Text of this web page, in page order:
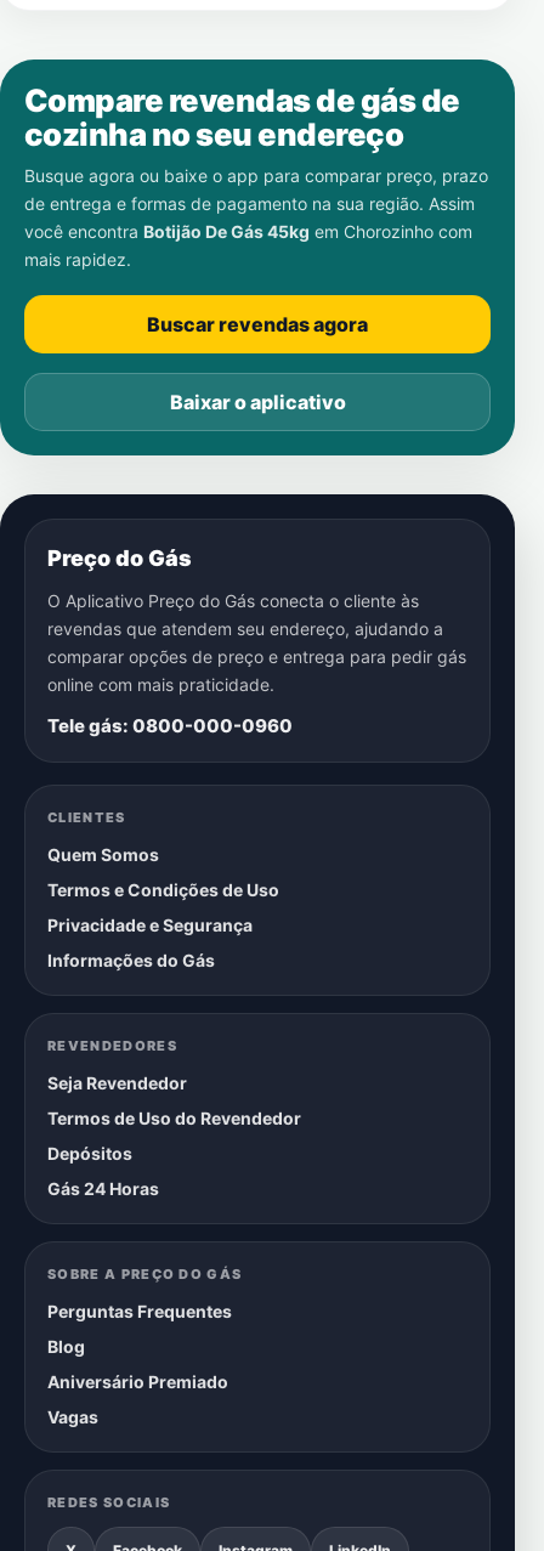
Compare revendas de gás de
cozinha no seu endereço
Busque agora ou baixe o app para comparar preço, prazo
de entrega e formas de pagamento na sua região. Assim
você encontra Botijão De Gás 45kg em Chorozinho com
mais rapidez.
Buscar revendas agora
Baixar o aplicativo
Preço do Gás
O Aplicativo Preço do Gás conecta o cliente às
revendas que atendem seu endereço, ajudando a
comparar opções de preço e entrega para pedir gás
online com mais praticidade.
Tele gás: 0800-000-0960
CLIENTES
Quem Somos
Termos e Condições de Uso
Privacidade e Segurança
Informações do Gás
REVENDEDORES
Seja Revendedor
Termos de Uso do Revendedor
Depósitos
Gás 24 Horas
SOBRE A PREÇO DO GÁS
Perguntas Frequentes
Blog
Aniversário Premiado
Vagas
REDES SOCIAIS